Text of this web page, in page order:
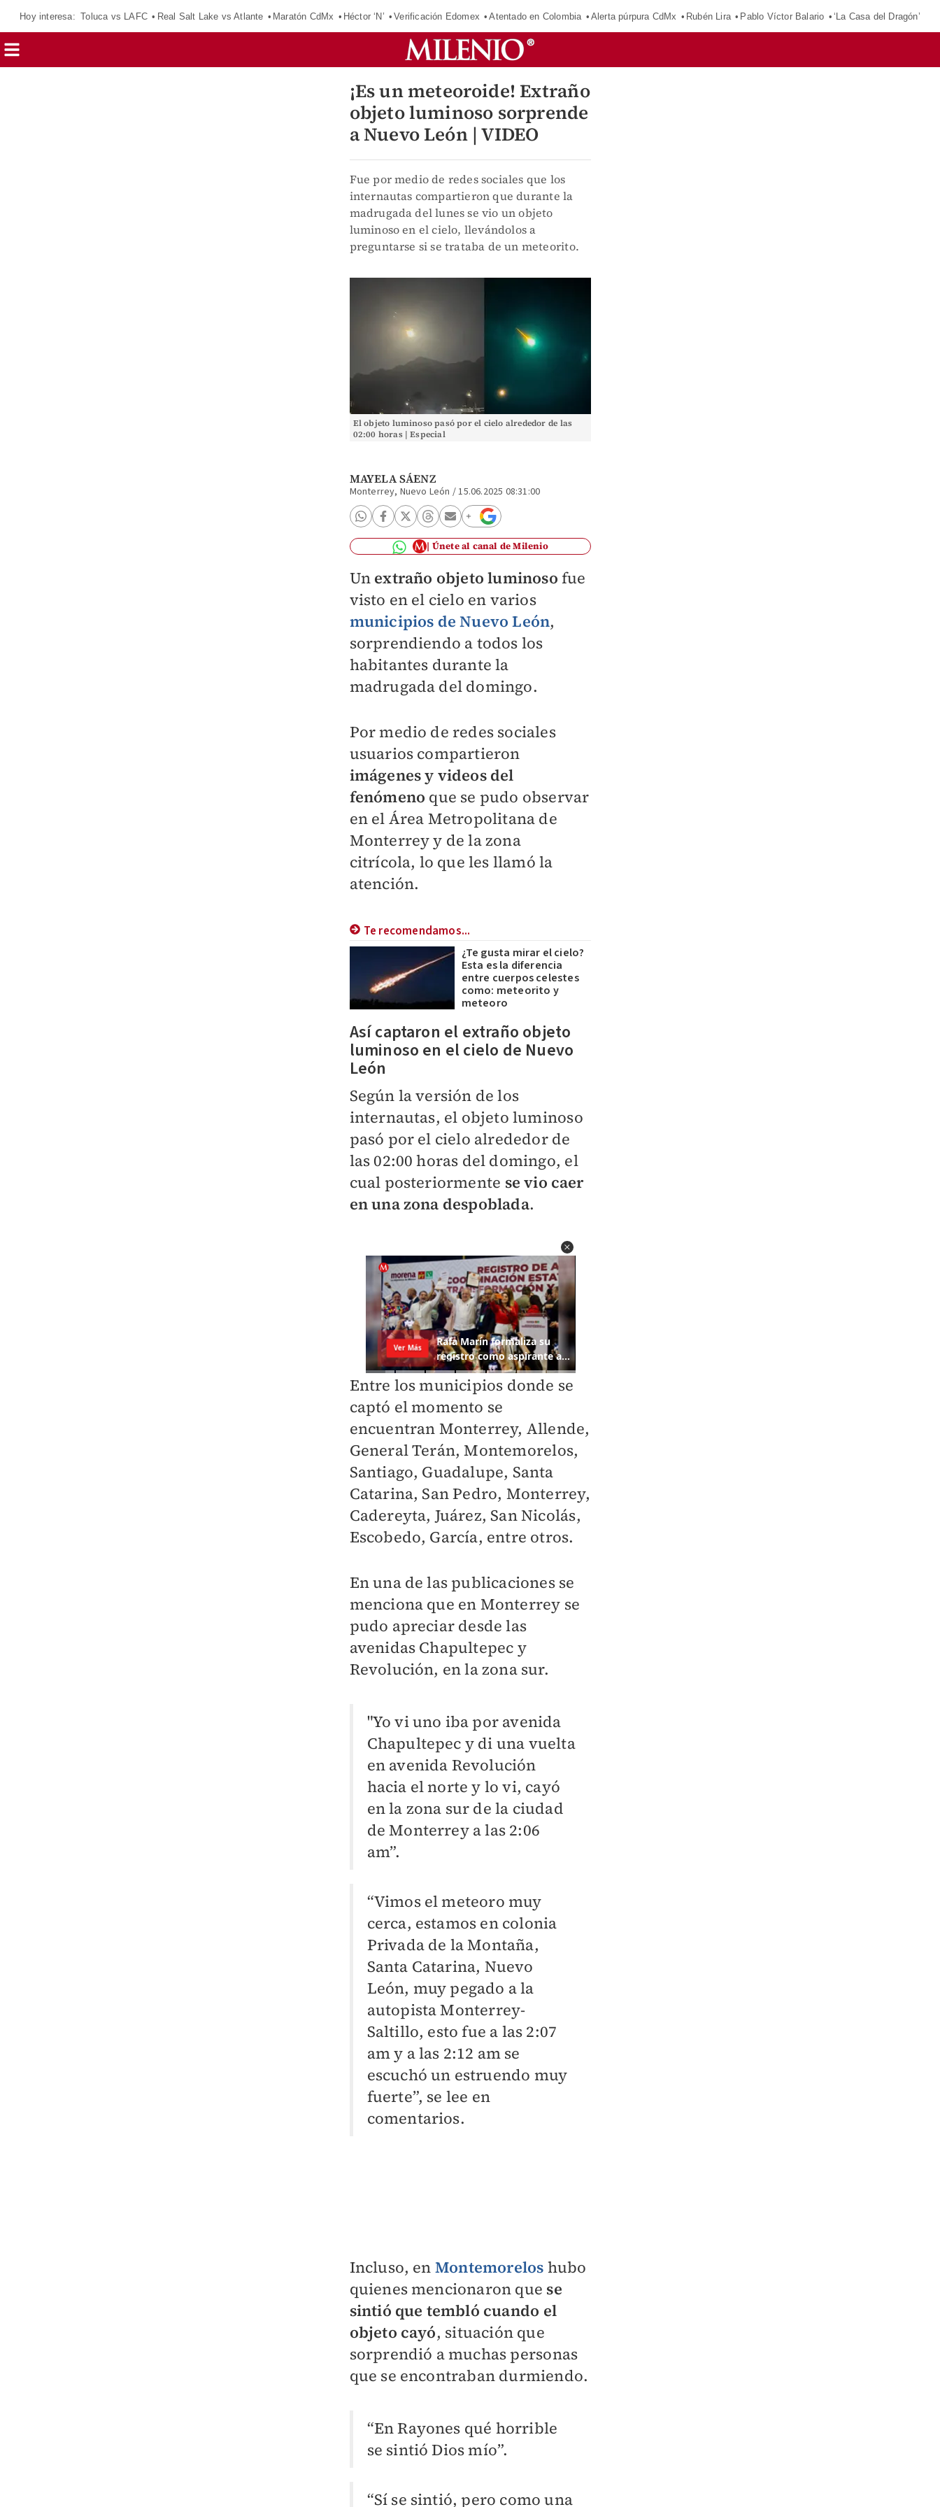
Hoy interesa: Toluca vs LAFC Real Salt Lake vs Atlante Maratón CdMx Héctor ‘N’ Verificación Edomex Atentado en Colombia Alerta púrpura CdMx Rubén Lira Pablo Víctor Balario ‘La Casa del Dragón’
¡Es un meteoroide! Extraño
objeto luminoso sorprende
a Nuevo León | VIDEO
Fue por medio de redes sociales que los
internautas compartieron que durante la
madrugada del lunes se vio un objeto
luminoso en el cielo, llevándolos a
preguntarse si se trataba de un meteorito.
El objeto luminoso pasó por el cielo alrededor de las
02:00 horas | Especial
MAYELA SÁENZ
Monterrey, Nuevo León /15.06.2025 08:31:00
Únete al canal de Milenio
Unextraño objeto luminoso fue
visto en el cielo en varios
municipios de Nuevo León,
sorprendiendo a todos los
habitantes durante la
madrugada del domingo.
Por medio de redes sociales
usuarios compartieron
imágenes y videos del
fenómeno que se pudo observar
en el Área Metropolitana de
Monterrey y de la zona
citrícola, lo que les llamó la
atención.
Te recomendamos...
¿Te gusta mirar el cielo?
Esta es la diferencia
entre cuerpos celestes
como: meteorito y
meteoro
Así captaron el extraño objeto
luminoso en el cielo de Nuevo
León
Según la versión de los
internautas, el objeto luminoso
pasó por el cielo alrededor de
las 02:00 horas del domingo, el
cual posteriormente se vio caer
en una zona despoblada.
Entre los municipios donde se
captó el momento se
encuentran Monterrey, Allende,
General Terán, Montemorelos,
Santiago, Guadalupe, Santa
Catarina, San Pedro, Monterrey,
Cadereyta, Juárez, San Nicolás,
Escobedo, García, entre otros.
En una de las publicaciones se
menciona que en Monterrey se
pudo apreciar desde las
avenidas Chapultepec y
Revolución, en la zona sur.
"Yo vi uno iba por avenida
Chapultepec y di una vuelta
en avenida Revolución
hacia el norte y lo vi, cayó
en la zona sur de la ciudad
de Monterrey a las 2:06
am”.
“Vimos el meteoro muy
cerca, estamos en colonia
Privada de la Montaña,
Santa Catarina, Nuevo
León, muy pegado a la
autopista Monterrey-
Saltillo, esto fue a las 2:07
am y a las 2:12 am se
escuchó un estruendo muy
fuerte”, se lee en
comentarios.
Incluso, en Montemorelos hubo
quienes mencionaron que se
sintió que tembló cuando el
objeto cayó, situación que
sorprendió a muchas personas
que se encontraban durmiendo.
“En Rayones qué horrible
se sintió Dios mío”.
“Sí se sintió, pero como una